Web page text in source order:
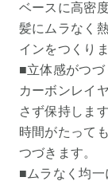
ベースに高密
髪にムラなく
インをつくりま
■立体感がつづ
カーボンレイ
さず保持します
時間がたって
つづきます。
■ムラなく均